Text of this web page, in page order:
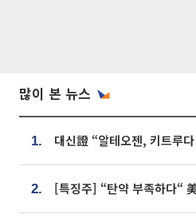
많이 본 뉴스
1.
2.